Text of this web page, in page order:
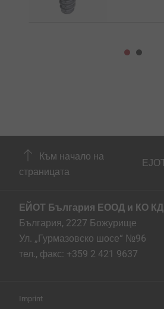
Към начало на
страницата
ЕЙОТ България ЕООД и КО КД
България, 2227 Божурище
Ул. „Гурмазовско шосе“ №96
тел., факс: +359 2 421 9637
Imprint